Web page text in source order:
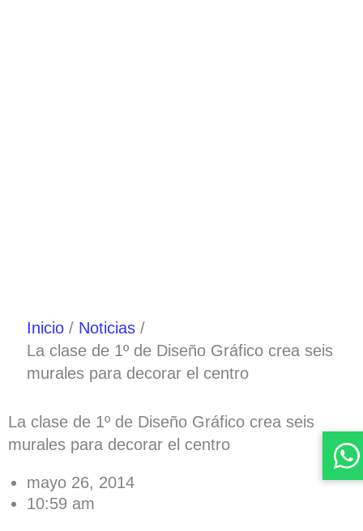
Inicio
Noticias
La clase de 1º de Diseño Gráfico crea seis
murales para decorar el centro
La clase de 1º de Diseño Gráfico crea seis
murales para decorar el centro
mayo 26, 2014
10:59 am